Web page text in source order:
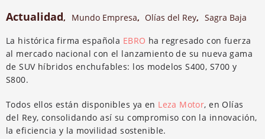
Actualidad, Mundo Empresa,Olías del Rey, Sagra Baja
La histórica firma española EBRO ha regresado con fuerza
al mercado nacional con el lanzamiento de su nueva gama
de SUV híbridos enchufables: los modelos S400, S700 y
S800.
Todos ellos están disponibles ya en Leza Motor, en Olías
del Rey, consolidando así su compromiso con la innovación,
la eficiencia y la movilidad sostenible.